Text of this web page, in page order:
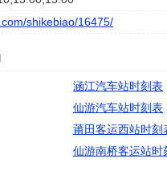
shikebiao/16475/
涵江汽车站时刻表
仙游汽车站时刻表
莆田客运西站时刻
仙游南桥客运站时